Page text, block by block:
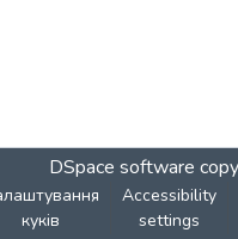
DSpace software
куків
Accessibility
settings